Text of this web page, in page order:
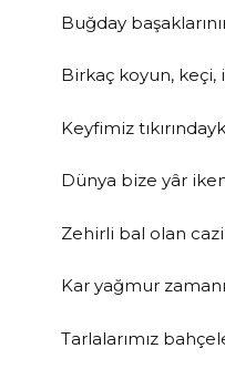
Buğday
Birkaç koyun,
Keyfimiz
Dünya bize yâr
Zehirli bal olan
Kar yağmur
Tarlalarımız